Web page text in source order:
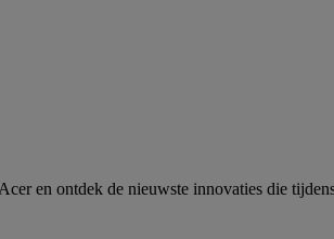
en ontdek de nieuwste innovaties die